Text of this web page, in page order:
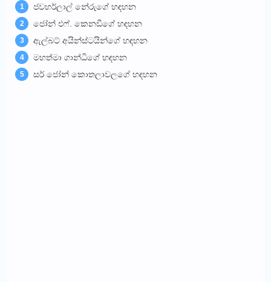
1 ජවහර්ලාල් නේරුගේ හඳහන
2 ජෝන් එෆ්. කෙනඩීගේ හඳහන
3 ඇල්බට් අයින්ස්ටයින්ගේ හඳහන
4 මහත්මා ගාන්ධිගේ හඳහන
5 සර් ජෝන් කොතලාවලගේ හඳහන